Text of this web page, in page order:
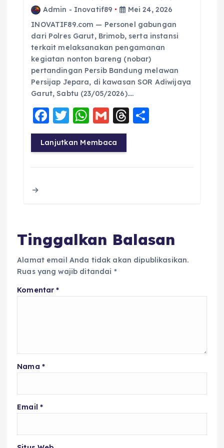
Admin - Inovatif89
Mei 24, 2026
INOVATIF89.com — Personel gabungan
dari Polres Garut, Brimob, serta instansi
terkait melaksanakan pengamanan
kegiatan nonton bareng (nobar)
pertandingan Persib Bandung melawan
Persijap Jepara, di kawasan SOR Adiwijaya
Garut, Sabtu (23/05/2026)….
F
a
c
e
T
w
it
te
W
h
a
ts
G
m
ai
l
T
a re
Lanjutkan Membaca
Tinggalkan Balasan
Alamat email Anda tidak akan dipublikasikan.
Ruas yang wajib ditandai *
Komentar*
Nama *
Email *